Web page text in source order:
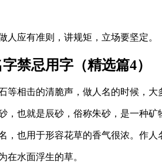
人应有准则，讲规矩，立场要坚定。
禁忌用字（精选篇4）
等相击的清脆声，做人名的时候，
，也就是辰砂，俗称朱砂，是一种
，也用于形容花草的香气很浓。作人
在水面浮生的草。